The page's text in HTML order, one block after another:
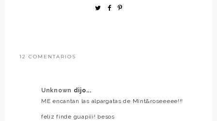
12 COMENTARIOS
Unknown dijo...
ME encantan las alpargatas de Mint&roseeeee!!!
feliz finde guapiii! besos